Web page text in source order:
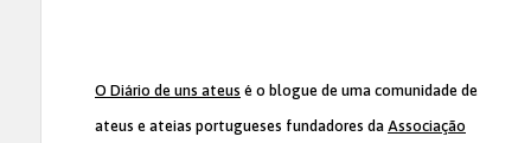
O Diário de uns ateus é o blogue de uma comunidade de
ateus e ateias portugueses fundadores da Associação